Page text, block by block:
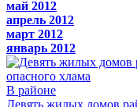
май 2012
апрель 2012
март 2012
январь 2012
В районе
Девять жилых домов